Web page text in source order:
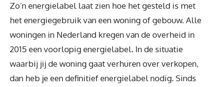
Zo’n energielabel laat zien hoe het gesteld is met
het energiegebruik van een woning of gebouw. Alle
woningen in Nederland kregen van de overheid in
2015 een voorlopig energielabel. In de situatie
waarbij jij de woning gaat verhuren over verkopen,
dan heb je een definitief energielabel nodig. Sinds